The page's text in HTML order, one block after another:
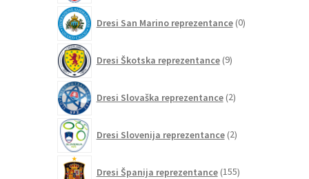
Dresi San Marino reprezentance 0izdelkov
Dresi Škotska reprezentance 9izdelkov
Dresi Slovaška reprezentance 2izdelka
Dresi Slovenija reprezentance 2izdelka
Dresi Španija reprezentance 155